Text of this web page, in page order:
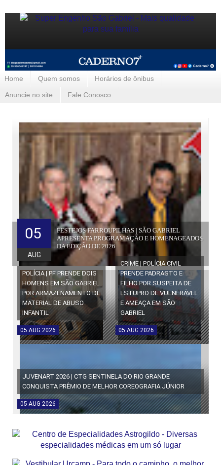
Home Quem somos Horários de ônibus
Anuncie no site Fale Conosco
FESTEJOS FARROUPILHAS | SÃO GABRIEL
APRESENTA PROGRAMAÇÃO E HOMENAGEADOS
DA EDIÇÃO DE 2026
05
AUG
POLÍCIA | PF PRENDE DOIS
HOMENS EM SÃO GABRIEL
POR ARMAZENAMENTO DE
MATERIAL DE ABUSO
INFANTIL
05 AUG 2026
CRIME | POLÍCIA CIVIL
PRENDE PADRASTO E
FILHO POR SUSPEITA DE
ESTUPRO DE VULNERÁVEL
E AMEAÇA EM SÃO
GABRIEL
05 AUG 2026
JUVENART 2026 | CTG SENTINELA DO RIO GRANDE
CONQUISTA PRÊMIO DE MELHOR COREOGRAFIA JÚNIOR
05 AUG 2026